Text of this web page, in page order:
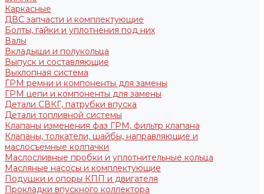
Каркасные
ДВС запчасти и комплектующие
Болты, гайки и уплотнения под них
Валы
Вкладыши и полукольца
Выпуск и составляющие
Выхлопная система
ГРМ ремни и компоненты для замены
ГРМ цепи и компоненты для замены
Детали СВКГ, патрубки впуска
Детали топливной системы
Клапаны изменения фаз ГРМ, фильтр клапана
Клапаны, толкатели, шайбы, направляющие и
маслосъемные колпачки
Маслосливные пробки и уплотнительные кольца
Масляные насосы и комплектующие
Подушки и опоры КПП и двигателя
Прокладки впускного коллектора